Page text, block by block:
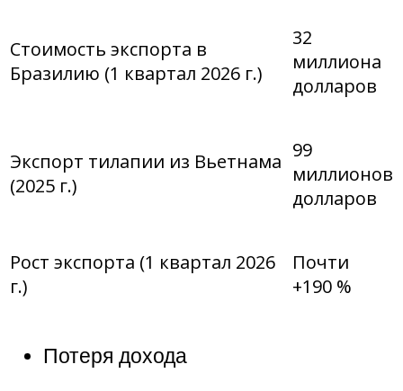
Стоимость экспорта в
Бразилию (1 квартал 2026 г.)
32
миллиона
долларов
Экспорт тилапии из Вьетнама
(2025 г.)
99
миллионов
долларов
Рост экспорта (1 квартал 2026
г.)
Почти
+190 %
Потеря дохода